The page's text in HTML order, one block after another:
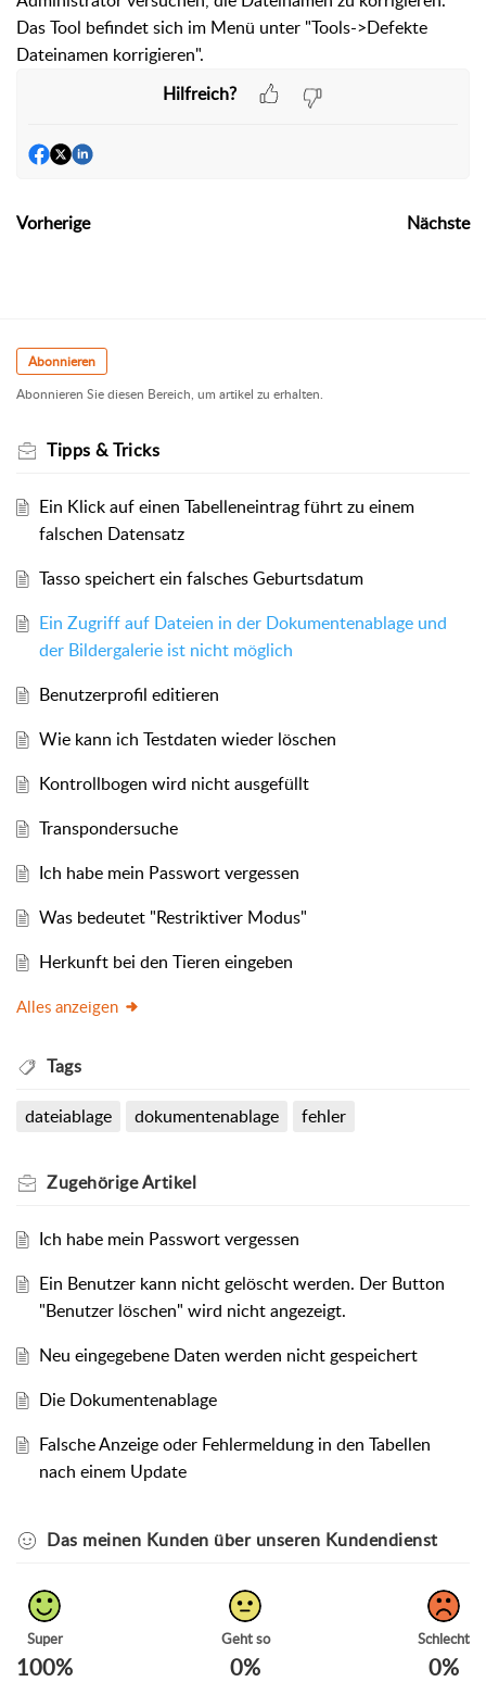
Das Tool befindet sich im Menü unter "Tools->Defekte
Dateinamen korrigieren".
Hilfreich?
Vorherige Nächste
Abonnieren
Abonnieren Sie diesen Bereich, um artikel zu erhalten.
Tipps & Tricks
Ein Klick auf einen Tabelleneintrag führt zu einem
falschen Datensatz
Tasso speichert ein falsches Geburtsdatum
Ein Zugriff auf Dateien in der Dokumentenablage und
der Bildergalerie ist nicht möglich
Benutzerprofil editieren
Wie kann ich Testdaten wieder löschen
Kontrollbogen wird nicht ausgefüllt
Transpondersuche
Ich habe mein Passwort vergessen
Was bedeutet "Restriktiver Modus"
Herkunft bei den Tieren eingeben
Alles anzeigen
Tags
dateiablage dokumentenablage fehler
ZugehörigeArtikel
Ich habe mein Passwort vergessen
Ein Benutzer kann nicht gelöscht werden. Der Button
"Benutzer löschen" wird nicht angezeigt.
Neu eingegebene Daten werden nicht gespeichert
Die Dokumentenablage
Falsche Anzeige oder Fehlermeldung in den Tabellen
nach einem Update
Das meinen Kunden über unseren Kundendienst
Super
100%
Geht so
0%
Schlecht
0%